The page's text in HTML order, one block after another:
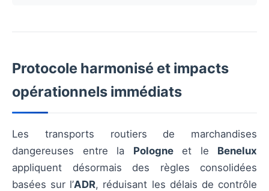
Protocole harmonisé et impacts
opérationnels immédiats
Les transports routiers de marchandises
dangereuses entre la Pologneet le Benelux
appliquent désormais des règles consolidées
basées sur l’ADR, réduisant les délais de contrôle